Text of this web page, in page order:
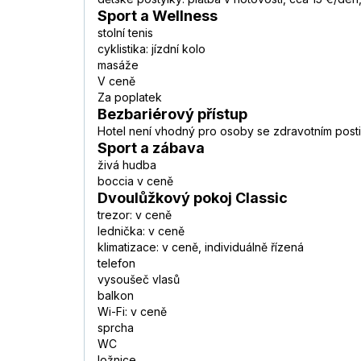
Sport a Wellness
stolní tenis
cyklistika: jízdní kolo
masáže
V ceně
Za poplatek
Bezbariérový přístup
Hotel není vhodný pro osoby se zdravotním
Sport a zábava
živá hudba
boccia v ceně
Dvoulůžkový pokoj Classic
trezor: v ceně
lednička: v ceně
klimatizace: v ceně, individuálně řízená
telefon
vysoušeč vlasů
balkon
Wi-Fi: v ceně
sprcha
WC